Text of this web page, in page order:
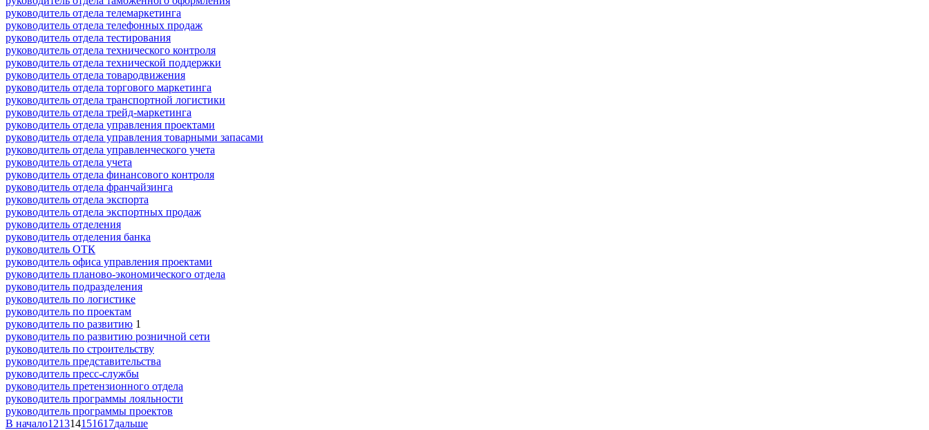
руководитель отдела телемаркетинга
руководитель отдела телефонных продаж
руководитель отдела тестирования
руководитель отдела технического контроля
руководитель отдела технической поддержки
руководитель отдела товародвижения
руководитель отдела торгового маркетинга
руководитель отдела транспортной логистики
руководитель отдела трейд-маркетинга
руководитель отдела управления проектами
руководитель отдела управления товарными запасами
руководитель отдела управленческого учета
руководитель отдела учета
руководитель отдела финансового контроля
руководитель отдела франчайзинга
руководитель отдела экспорта
руководитель отдела экспортных продаж
руководитель отделения
руководитель отделения банка
руководитель ОТК
руководитель офиса управления проектами
руководитель планово-экономического отдела
руководитель подразделения
руководитель по логистике
руководитель по проектам
руководитель по развитию 1
руководитель по развитию розничной сети
руководитель по строительству
руководитель представительства
руководитель пресс-службы
руководитель претензионного отдела
руководитель программы лояльности
руководитель программы проектов
В начало121314151617дальше